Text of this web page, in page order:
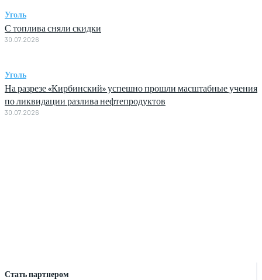
Стать партнером
Уголь
С топлива сняли скидки
30.07.2026
Уголь
На разрезе «Кирбинский» успешно прошли масштабные учения
по ликвидации разлива нефтепродуктов
30.07.2026